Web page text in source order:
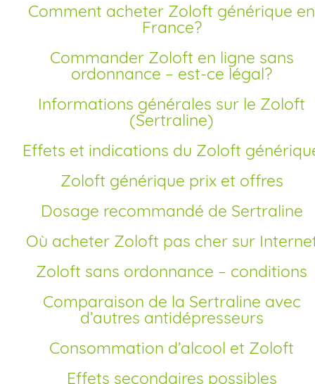
Comment acheter Zoloft générique en
France?
Commander Zoloft en ligne sans
ordonnance – est-ce légal?
Informations générales sur le Zoloft
(Sertraline)
Effets et indications du Zoloft
Zoloft générique prix et offres
Dosage recommandé de Sertraline
Où acheter Zoloft pas cher sur
Zoloft sans ordonnance – conditions
Comparaison de la Sertraline avec
d’autres antidépresseurs
Consommation d’alcool et Zoloft
Effets secondaires possibles